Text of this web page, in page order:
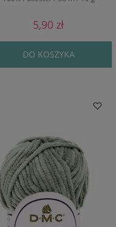
5,90 zł
DO KOSZYKA